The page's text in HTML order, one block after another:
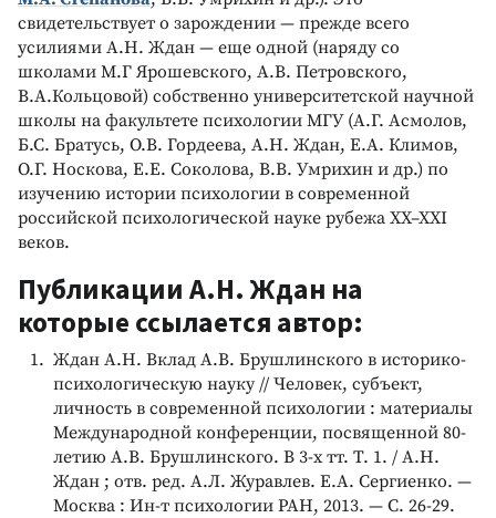
свидетельствует о зарождении — прежде всего
усилиями А.Н. Ждан — еще одной (наряду со
школами М.Г Ярошевского, А.В. Петровского,
В.А.Кольцовой) собственно университетской научной
школы на факультете психологии МГУ (А.Г. Асмолов,
Б.С. Братусь, О.В. Гордеева, А.Н. Ждан, Е.А. Климов,
О.Г. Носкова, Е.Е. Соколова, В.В. Умрихин и др.) по
изучению истории психологии в современной
российской психологической науке рубежа XX–XXI
веков.
Публикации А.Н. Ждан на
которые ссылается автор:
Ждан А.Н. Вклад А.В. Брушлинского в историко-
психологическую науку // Человек, субъект,
личность в современной психологии : материалы
Международной конференции, посвященной 80-
летию А.В. Брушлинского. В 3-х тт. Т. 1. / А.Н.
Ждан ; отв. ред. А.Л. Журавлев. Е.А. Сергиенко. —
Москва : Ин-т психологии РАН, 2013. — С. 26-29.